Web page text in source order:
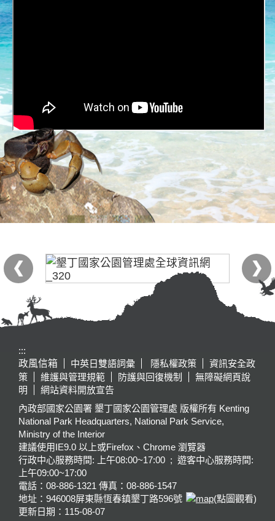
:::
政風信箱
中英日雙語詞彙 隱私權政策
資訊安全政
策
維護與管理規範 防護與回復機制
無障礙網頁說
明
網站資料開放宣告
內政部國家公園署 墾丁國家公園管理處 版權所有 Kenting
National Park Headquarters, National Park Service,
Ministry of the Interior
建議使用IE9.0 以上或Firefox、Chrome 瀏覽器
行政中心服務時間: 上午08:00~17:00 ; 遊客中心服務時間:
上午09:00~17:00
電話：08-886-1321 傳真：08-886-1547
地址：946008屏東縣恆春鎮墾丁路596號
(點圖觀看)
更新日期： 115-08-07